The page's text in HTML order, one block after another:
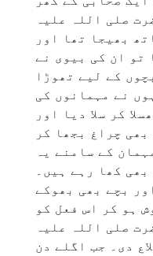
صلی اللہ علیہ
بھیجا تھا اور
تو ان کی بیوی نے
کے لیے تھوڑا
نے مہمانوں کی
کر سلا دیا اور
چراغ بجھا کر
کے سامنے یہ
کھا رہے ہیں۔
بچے بھی بھوکے
ہو کر اس فعل کو
صلی اللہ علیہ
دی۔ جب اگلے دن